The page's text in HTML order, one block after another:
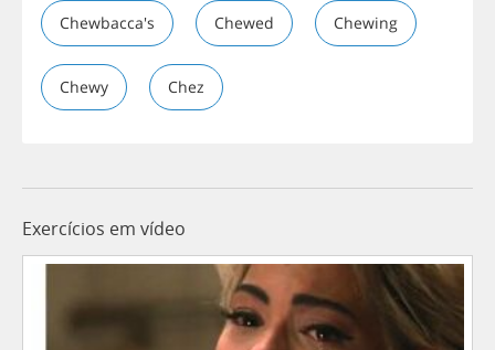
Chewbacca's Chewed Chewing
Chewy Chez
Exercícios em vídeo